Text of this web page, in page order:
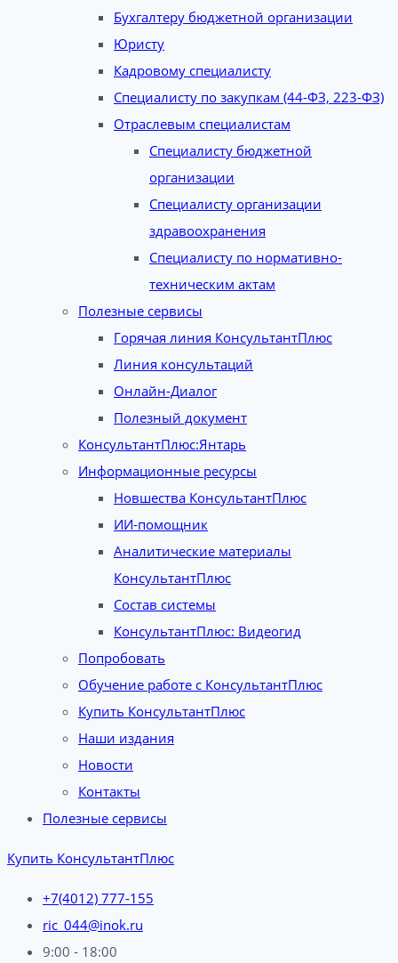
Бухгалтеру бюджетной организации
Юристу
Кадровому специалисту
Специалисту по закупкам (44-ФЗ, 223-ФЗ)
Отраслевым специалистам
Специалисту бюджетной
организации
Специалисту организации
здравоохранения
Специалисту по нормативно-
техническим актам
Полезные сервисы
Горячая линия КонсультантПлюс
Линия консультаций
Онлайн-Диалог
Полезный документ
КонсультантПлюс:Янтарь
Информационные ресурсы
Новшества КонсультантПлюс
ИИ-помощник
Аналитические материалы
КонсультантПлюс
Состав системы
КонсультантПлюс: Видеогид
Попробовать
Обучение работе с КонсультантПлюс
Купить КонсультантПлюс
Наши издания
Новости
Контакты
Полезные сервисы
Купить КонсультантПлюс
+7(4012) 777-155
ric_044@inok.ru
9:00 - 18:00